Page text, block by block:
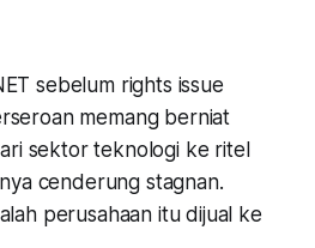
sebelum rights issue
memang berniat
sektor teknologi ke ritel
cenderung stagnan.
perusahaan itu dijual ke